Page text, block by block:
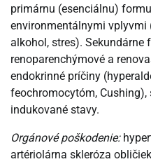
primárnu (esenciálnu)
environmentálnymi vplyvmi
alkohol, stres). Sekundárne
renoparenchýmové a
endokrinné príčiny
feochromocytóm,
indukované stavy.
Orgánové poškodenie:
artériolárna skleróza